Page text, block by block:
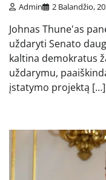
Admin 2 Balandžio,
Johnas Thune'as
uždaryti Senato
kaltina demokratus
uždarymu,
įstatymo projektą […]